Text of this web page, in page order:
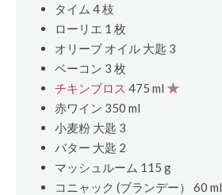
タイム 4枝
ローリエ 1 枚
オリーブ オイル 大匙 3
ベーコン 3 枚
チキンブロス 475 ml ★
赤ワイン 350 ml
小麦粉 大匙 3
バター 大匙 2
マッシュルーム 115 g
コニャック (ブランデー） 60 ml